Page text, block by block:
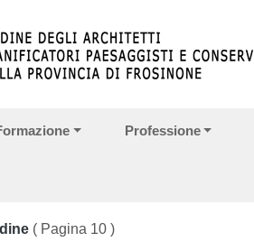
Professione
( Pagina 10 )